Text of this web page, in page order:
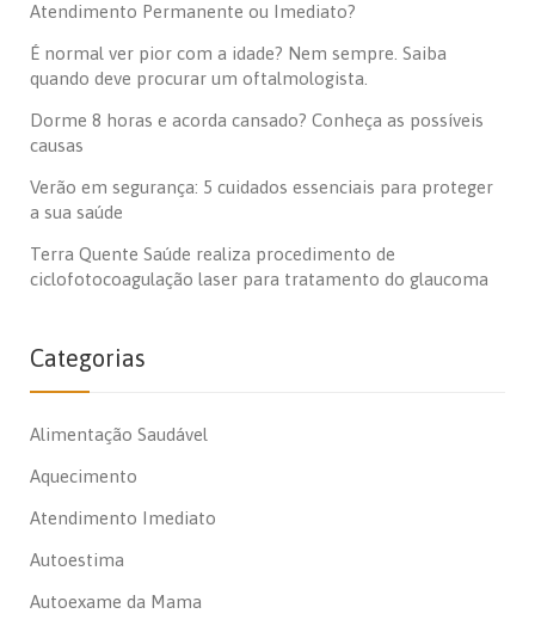
Atendimento Permanente ou Imediato?
É normal ver pior com a idade? Nem sempre. Saiba
quando deve procurar um oftalmologista.
Dorme 8 horas e acorda cansado? Conheça as possíveis
causas
Verão em segurança: 5 cuidados essenciais para proteger
a sua saúde
Terra Quente Saúde realiza procedimento de
ciclofotocoagulação laser para tratamento do glaucoma
Categorias
Alimentação Saudável
Aquecimento
Atendimento Imediato
Autoestima
Autoexame da Mama